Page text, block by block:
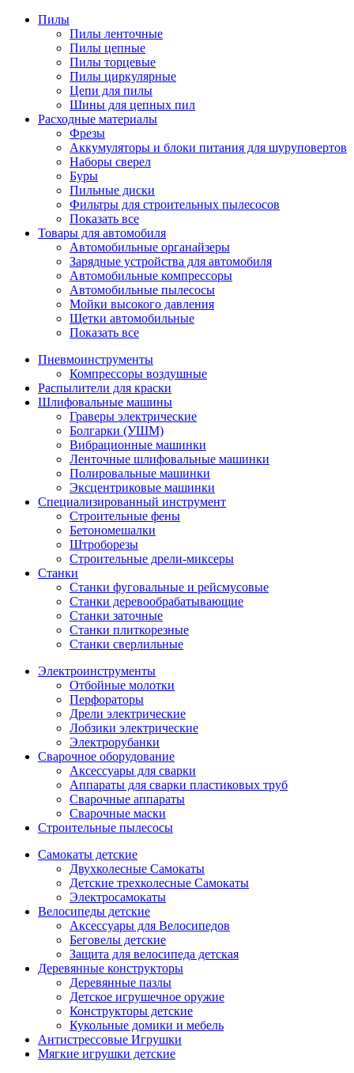
Пилы
Пилы ленточные
Пилы цепные
Пилы торцевые
Пилы циркулярные
Цепи для пилы
Шины для цепных пил
Расходные материалы
Фрезы
Аккумуляторы и блоки питания для шуруповертов
Наборы сверел
Буры
Пильные диски
Фильтры для строительных пылесосов
Показать все
Товары для автомобиля
Автомобильные органайзеры
Зарядные устройства для автомобиля
Автомобильные компрессоры
Автомобильные пылесосы
Мойки высокого давления
Щетки автомобильные
Показать все
Пневмоинструменты
Компрессоры воздушные
Распылители для краски
Шлифовальные машины
Граверы электрические
Болгарки (УШМ)
Вибрационные машинки
Ленточные шлифовальные машинки
Полировальные машинки
Эксцентриковые машинки
Специализированный инструмент
Строительные фены
Бетономешалки
Штроборезы
Строительные дрели-миксеры
Станки
Станки фуговальные и рейсмусовые
Станки деревообрабатывающие
Станки заточные
Станки плиткорезные
Станки сверлильные
Электроинструменты
Отбойные молотки
Перфораторы
Дрели электрические
Лобзики электрические
Электрорубанки
Сварочное оборудование
Аксессуары для сварки
Аппараты для сварки пластиковых труб
Сварочные аппараты
Сварочные маски
Строительные пылесосы
Самокаты детские
Двухколесные Cамокаты
Детские трехколесные Самокаты
Электросамокаты
Велосипеды детские
Аксессуары для Велосипедов
Беговелы детские
Защита для велосипеда детская
Деревянные конструкторы
Деревянные пазлы
Детское игрушечное оружие
Конструкторы детские
Кукольные домики и мебель
Антистрессовые Игрушки
Мягкие игрушки детские